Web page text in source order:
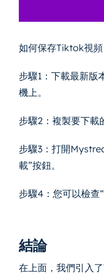
如何保存Tiktok視頻
步驟1：下載最新
機上。
步驟2：複製要下載
步驟3：打開
載”按鈕。
步驟4：您可以檢查
結論
在上面，我們引入